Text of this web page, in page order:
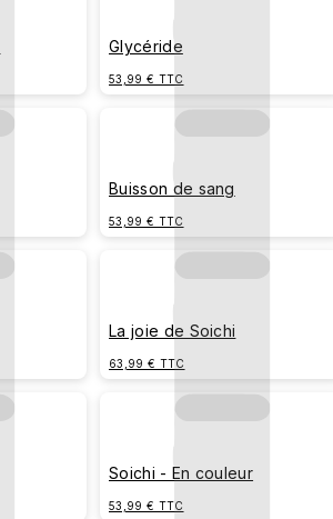
Glycéride
53,99 € TTC
Buisson de sang
53,99 € TTC
La joie de Soichi
63,99 € TTC
Soichi - En couleur
53,99 € TTC